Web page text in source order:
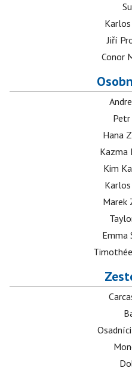
Jiří
Conor
Hana
Kazma
Kim
Marek
Emma